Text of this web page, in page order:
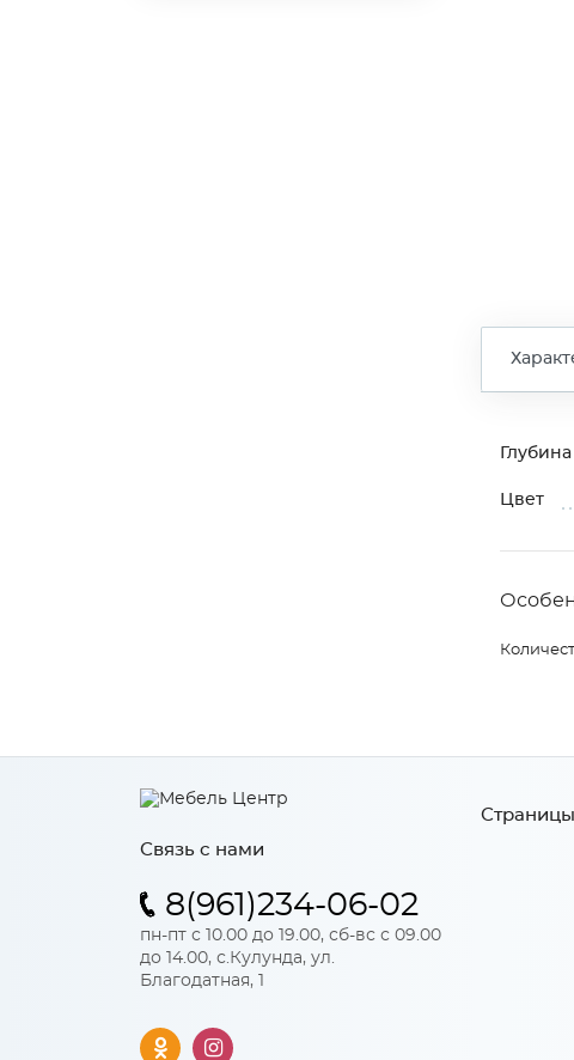
Глубина
Цвет
Связь с нами
8(961)234-06-02
пн-пт с 10.00 до 19.00, сб-вс с 09.00
до 14.00, с.Кулунда, ул.
Благодатная, 1
Страницы